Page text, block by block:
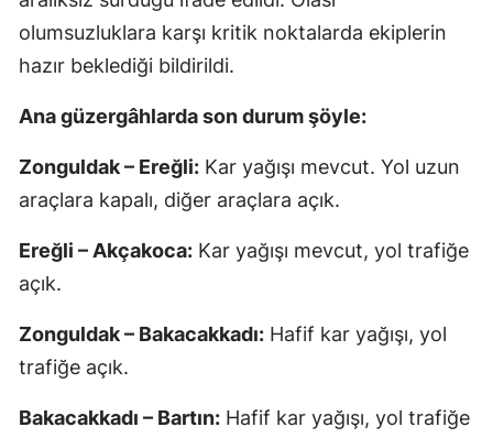
olumsuzluklara karşı kritik noktalarda ekiplerin
hazır beklediği bildirildi.
Ana güzergâhlarda son durum şöyle:
Zonguldak – Ereğli: Kar yağışı mevcut. Yol uzun
araçlara kapalı, diğer araçlara açık.
Ereğli – Akçakoca: Kar yağışı mevcut, yol trafiğe
açık.
Zonguldak – Bakacakkadı: Hafif kar yağışı, yol
trafiğe açık.
Bakacakkadı – Bartın: Hafif kar yağışı, yol trafiğe